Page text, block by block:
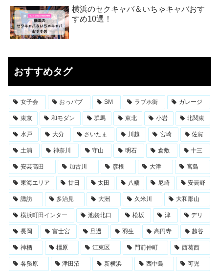
横浜のセクキャバ＆いちゃキャバおす
すめ10選！
おすすめタグ
女子会 おっパブ SM ラブホ街 ガレージ
東京 和モダン 群馬 東北 小岩 北関東
水戸 大分 さいたま 川越 宮崎 佐賀
土浦 神奈川 守山 明石 倉敷 十三
安芸高田 加古川 彦根 大津 宮島
東海エリア 廿日 太田 八幡 尼崎 安曇野
諏訪 多治見 大洲 久米川 大和郡山
横浜町田インター 池袋北口 松坂 津 デリ
長岡 富士宮 旦過 羽生 高円寺 越谷
神栖 橿原 江東区 門前仲町 西葛西
各務原 津田沼 新横浜 西中島 可児